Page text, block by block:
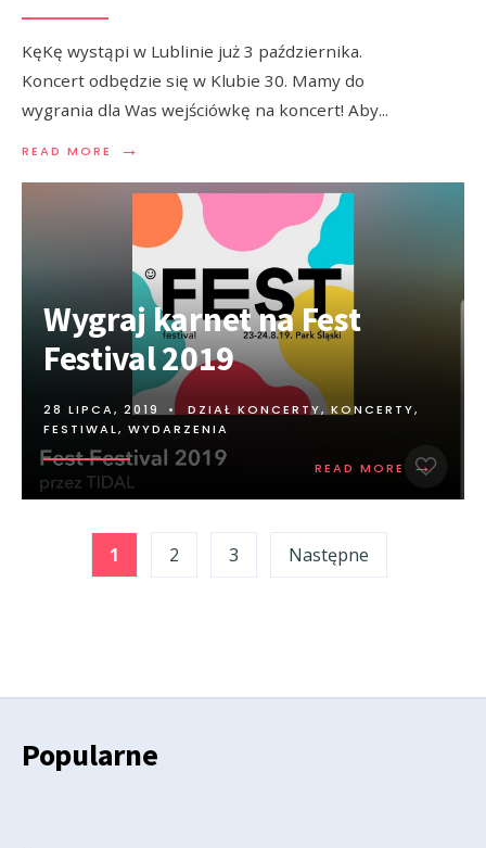
KęKę wystąpi w Lublinie już 3 października.
Koncert odbędzie się w Klubie 30. Mamy do
wygrania dla Was wejściówkę na koncert! Aby...
READ MORE →
Wygraj karnet na Fest
Festival 2019
28 LIPCA, 2019 • DZIAŁ KONCERTY,KONCERTY,
FESTIWAL, WYDARZENIA
READ MORE →
Stronicowanie
wpisów
1 2 3 Następne
Popularne